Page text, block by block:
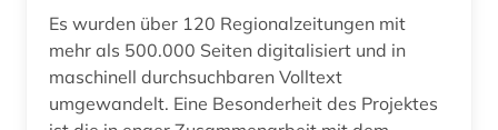
bauernkrieg &lt (1)
bauingenieurwesen (1)
bautzen (1)
Es wurden über 120 Regionalzeitungen mit
mehr als 500.000 Seiten digitalisiert und in
maschinell durchsuchbaren Volltext
umgewandelt. Eine Besonderheit des Projektes